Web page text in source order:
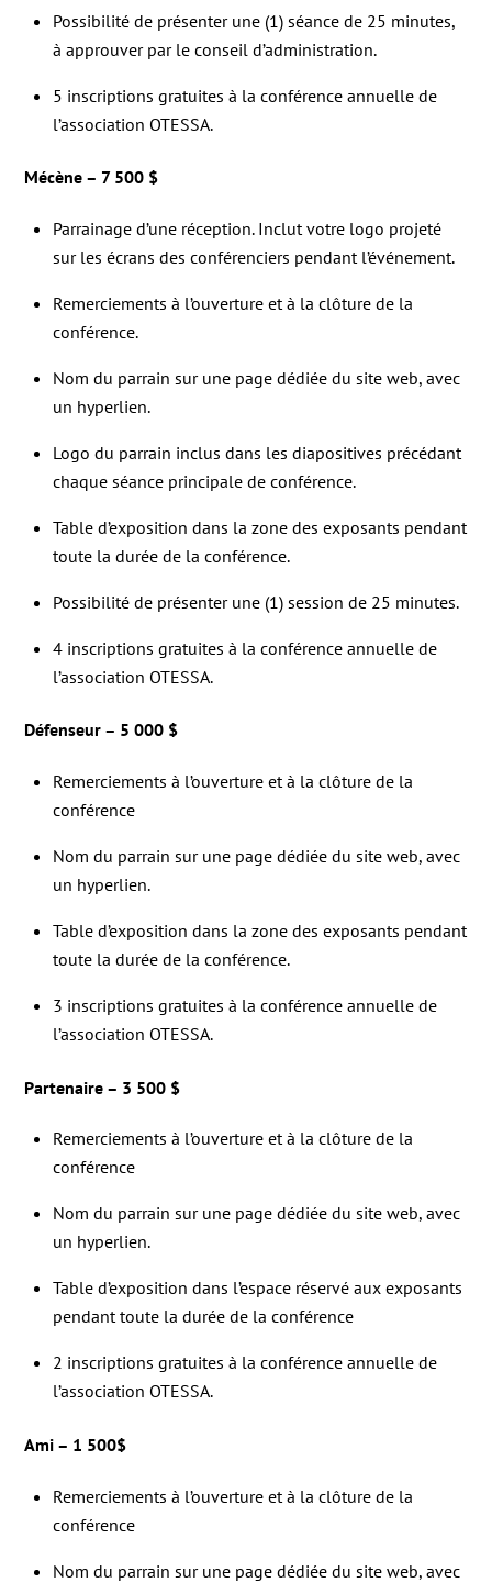
Possibilité de présenter une (1) séance de 25 minutes,
à approuver par le conseil d’administration.
5 inscriptions gratuites à la conférence annuelle de
l’association OTESSA.
Mécène – 7 500 $
Parrainage d’une réception. Inclut votre logo projeté
sur les écrans des conférenciers pendant l’événement.
Remerciements à l’ouverture et à la clôture de la
conférence.
Nom du parrain sur une page dédiée du site web, avec
un hyperlien.
Logo du parrain inclus dans les diapositives précédant
chaque séance principale de conférence.
Table d’exposition dans la zone des exposants pendant
toute la durée de la conférence.
Possibilité de présenter une (1) session de 25 minutes.
4 inscriptions gratuites à la conférence annuelle de
l’association OTESSA.
Défenseur – 5 000 $
Remerciements à l’ouverture et à la clôture de la
conférence
Nom du parrain sur une page dédiée du site web, avec
un hyperlien.
Table d’exposition dans la zone des exposants pendant
toute la durée de la conférence.
3 inscriptions gratuites à la conférence annuelle de
l’association OTESSA.
Partenaire – 3 500 $
Remerciements à l’ouverture et à la clôture de la
conférence
Nom du parrain sur une page dédiée du site web, avec
un hyperlien.
Table d’exposition dans l’espace réservé aux exposants
pendant toute la durée de la conférence
2 inscriptions gratuites à la conférence annuelle de
l’association OTESSA.
Ami – 1 500$
Remerciements à l’ouverture et à la clôture de la
conférence
Nom du parrain sur une page dédiée du site web, avec